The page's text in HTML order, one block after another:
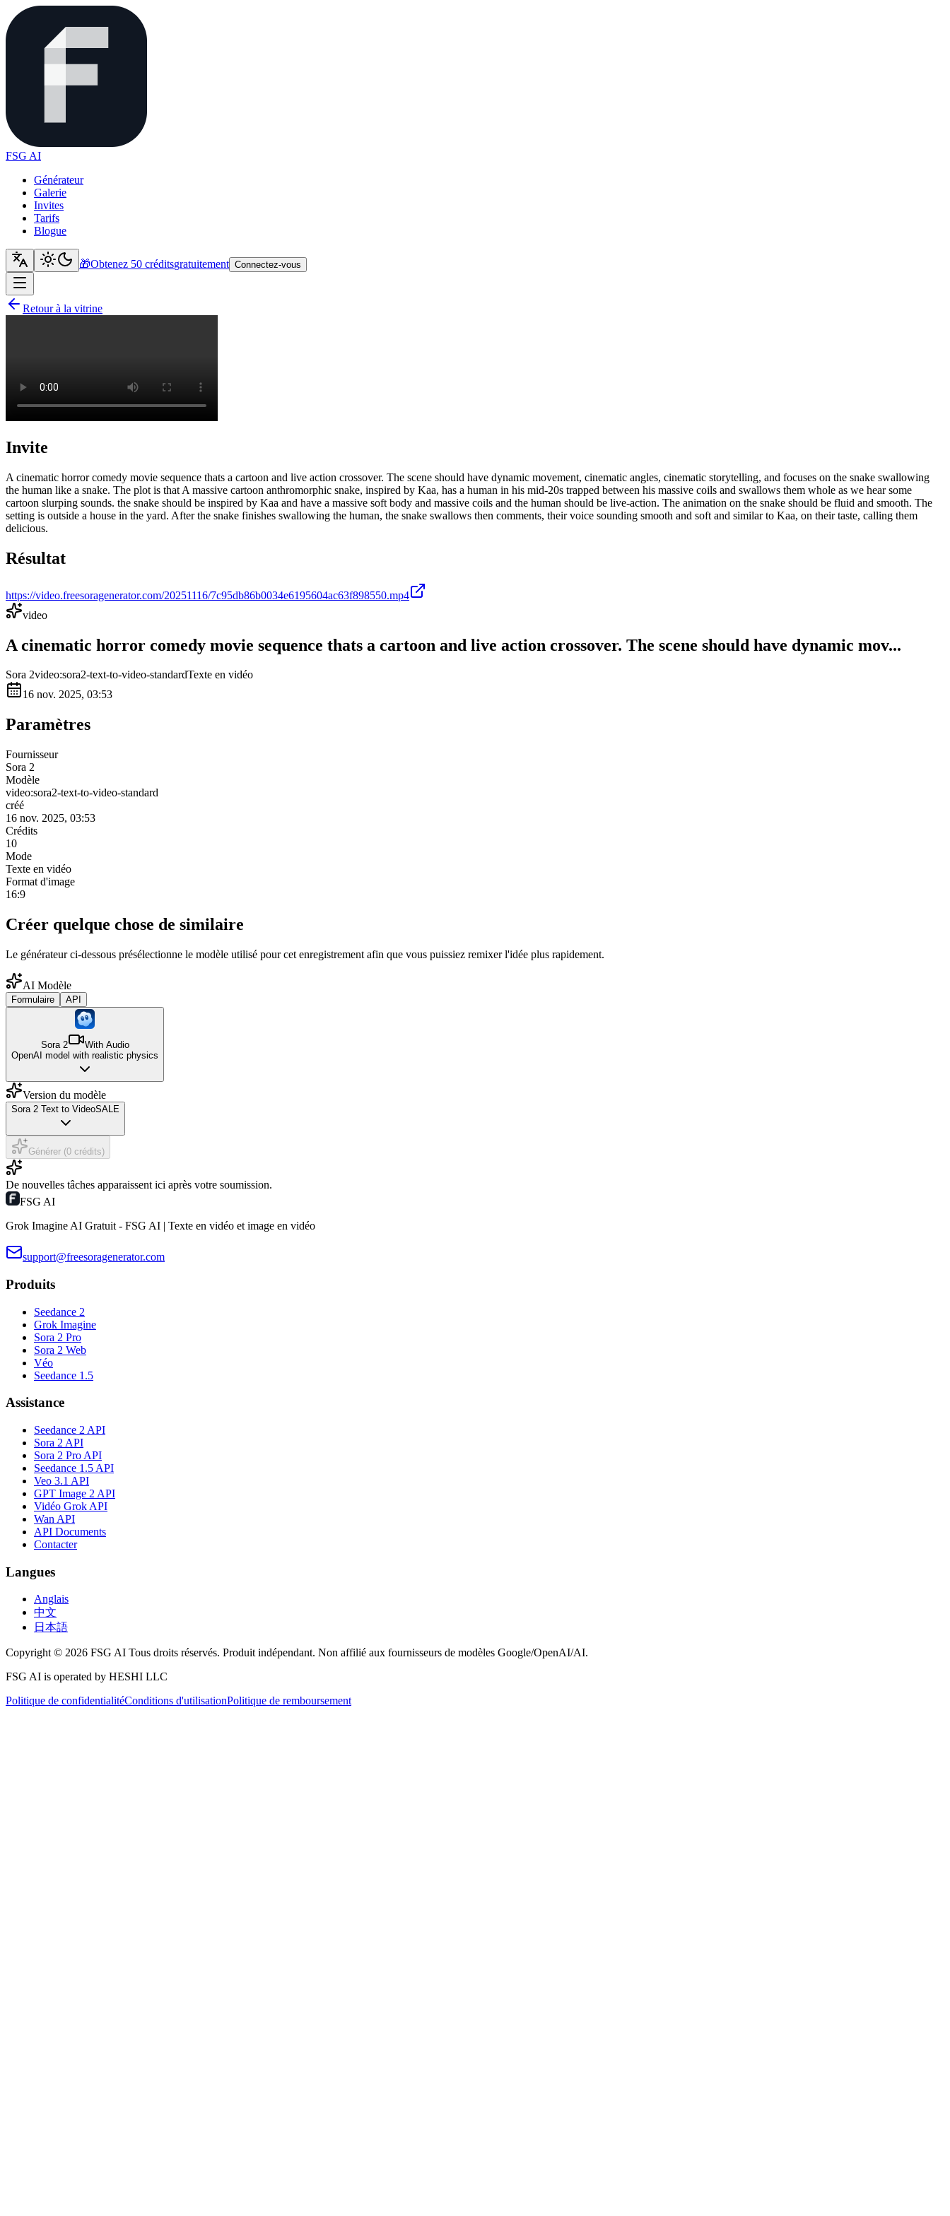
FSG AI
Générateur
Galerie
Invites
Tarifs
Blogue
🎁Obtenez 50 créditsgratuitement Connectez-vous
Retour à la vitrine
Invite
A cinematic horror comedy movie sequence thats a cartoon and live action crossover. The scene should have dynamic movement, cinematic angles, cinematic storytelling, and focuses on the snake swallowing
the human like a snake. The plot is that A massive cartoon anthromorphic snake, inspired by Kaa, has a human in his mid-20s trapped between his massive coils and swallows them whole as we hear some
cartoon slurping sounds. the snake should be inspired by Kaa and have a massive soft body and massive coils and the human should be live-action. The animation on the snake should be fluid and smooth. The
setting is outside a house in the yard. After the snake finishes swallowing the human, the snake swallows then comments, their voice sounding smooth and soft and similar to Kaa, on their taste, calling them
delicious.
Résultat
https://video.freesoragenerator.com/20251116/7c95db86b0034e6195604ac63f898550.mp4
video
A cinematic horror comedy movie sequence thats a cartoon and live action crossover. The scene should have dynamic mov...
Sora 2video:sora2-text-to-video-standardTexte en vidéo
16 nov. 2025, 03:53
Paramètres
Fournisseur
Sora 2
Modèle
video:sora2-text-to-video-standard
créé
16 nov. 2025, 03:53
Crédits
10
Mode
Texte en vidéo
Format d'image
16:9
Créer quelque chose de similaire
Le générateur ci-dessous présélectionne le modèle utilisé pour cet enregistrement afin que vous puissiez remixer l'idée plus rapidement.
AI Modèle
Formulaire API
Sora 2
With Audio
OpenAI model with realistic physics
Version du modèle
Sora 2 Text to VideoSALE
Générer (0 crédits)
De nouvelles tâches apparaissent ici après votre soumission.
FSG AI
Grok Imagine AI Gratuit - FSG AI | Texte en vidéo et image en vidéo
support@freesoragenerator.com
Produits
Seedance 2
Grok Imagine
Sora 2 Pro
Sora 2 Web
Véo
Seedance 1.5
Assistance
Seedance 2 API
Sora 2 API
Sora 2 Pro API
Seedance 1.5 API
Veo 3.1 API
GPT Image 2 API
Vidéo Grok API
Wan API
API Documents
Contacter
Langues
Anglais
中文
日本語
Copyright © 2026 FSG AI Tous droits réservés. Produit indépendant. Non affilié aux fournisseurs de modèles Google/OpenAI/AI.
FSG AI is operated by HESHI LLC
Politique de confidentialitéConditions d'utilisationPolitique de remboursement